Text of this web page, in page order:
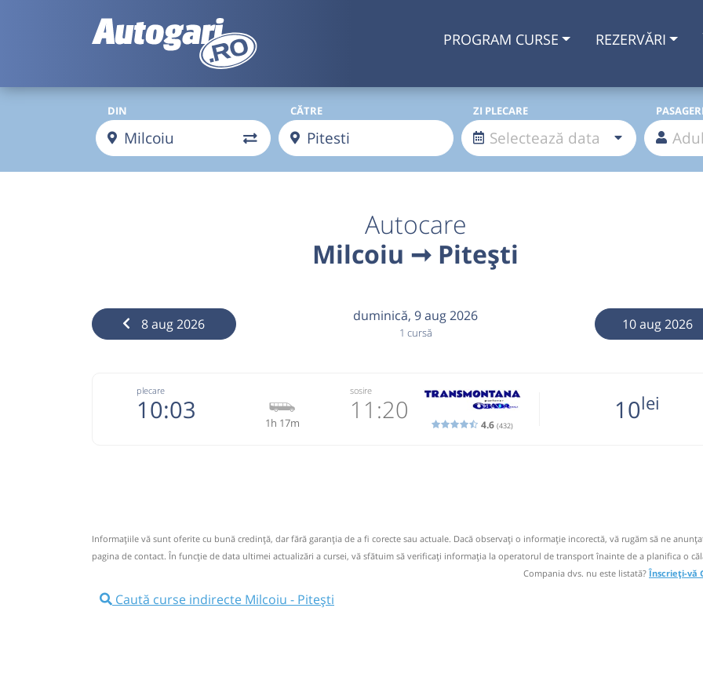
PROGRAM CURSE REZERVĂRI
DIN CĂTRE ZI PLECARE PASAGERI
Autocare
Milcoiu ➞ Pitești
8 aug 2026 duminică, 9 aug 2026
1 cursă 10 aug 2026
plecare
10:03 1h 17m
sosire
11:20
4.6 (432)
10lei
0726922277; 0723397890; Program: orele 7:00- 17:00
NOU!
Pune poze din călătoria ta
Informaţiile vă sunt oferite cu bună credinţă, dar fără garanţia de a fi corecte sau actuale. Dacă observați o informaţie incorectă, vă rugăm să ne
pagina de contact. În funcție de data ultimei actualizări a cursei, vă sfătuim să verificaţi informaţia la operatorul de transport înainte de a planifica o
Compania dvs. nu este listată?Înscrieți-vă
Caută curse indirecte Milcoiu - Pitești